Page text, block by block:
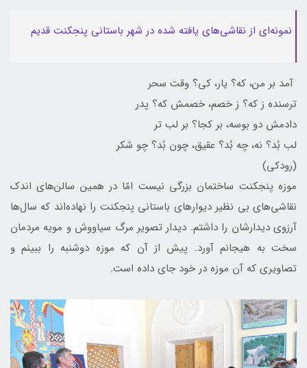
نمونه‌ای از نقاشی‌های یافته شده در شهر باستانی پنجکنت قدیم
آمد بر من، که؟ یار، کی؟ وقت سحر
ترسنده ز که؟ ز خصم، خصمش که؟ پدر
دادمش دو بوسه، بر کجا؟ بر لب تر
لب بُد؟ نه، چه بُد؟ عقیق، چون بُد؟ چو شکر
(رودکی)
موزه پنجکنت ساختمان بزرگی نیست امّا در همین سالن‌های اندک
نقاشی‌های بی نظیر دیوارهای باستانی پنجکنت را نهاده‌اند که سال‌ها
آرزوی دیدارشان را داشتم. دیدار تصویر مرگ سیاووش و مویه مردمان
سخت به هیجانم آورد. پیش از آن که موزه دوشنبه را ببینم و
تصاویری که آن موزه در خود جای داده است.